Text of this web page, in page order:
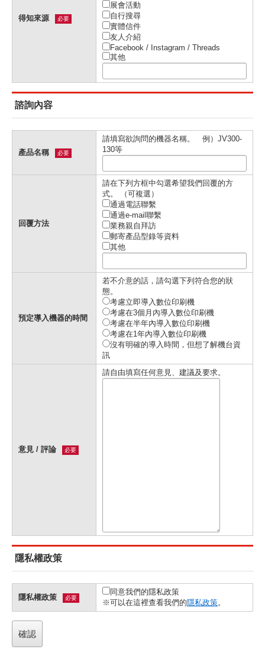
得知來源 必要
展會活動
⾃⾏搜尋
實體信件
友⼈介紹
Facebook / Instagram / Threads
其他
諮詢內容
產品名稱 必要
請填寫欲詢問的機器名稱。 例）JV300-
130等
回覆方法
請在下列方框中勾選希望我們回覆的方
式。 （可複選）
通過電話聯繫
通過e-mail聯繫
業務親自拜訪
郵寄產品型錄等資料
其他
預定導入機器的時間
若不介意的話，請勾選下列符合您的狀
態。
考慮立即導入數位印刷機
考慮在3個月內導入數位印刷機
考慮在半年內導入數位印刷機
考慮在1年內導入數位印刷機
沒有明確的導入時間，但想了解機台資
訊
意見 / 評論 必要
請自由填寫任何意見、建議及要求。
隱私權政策
隱私權政策 必要
同意我們的隱私政策
※可以在這裡查看我們的隱私政策。